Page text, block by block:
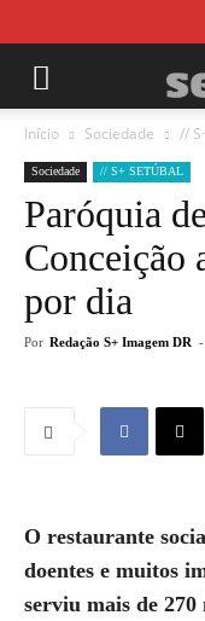
Início Sociedade //
Sociedade // S+ SETÚBAL
Paróquia
Conceição
por dia
Por Redação S+ Imagem DR -
O restaurante
doentes e muitos
serviu mais de 270